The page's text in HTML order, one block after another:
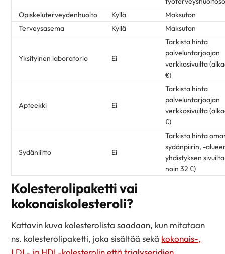
Opiskeluterveydenhuolto
Kyllä
Maksuton
Terveysasema
Kyllä Maksuton
Yksityinen laboratorio Ei
Tarkista hinta
palveluntarjoajan
verkkosivuilta
€)
Apteekki Ei
Tarkista hinta
palveluntarjoajan
verkkosivuilta
€)
Sydänliitto Ei
Tarkista hinta
sydänpiirin, -
yhdistyksen
noin 32 €)
Kolesterolipaketti vai
kokonaiskolesteroli?
Kattavin kuva kolesterolista saadaan, kun mitataan
ns. kolesterolipaketti, joka sisältää sekä kokonais-,